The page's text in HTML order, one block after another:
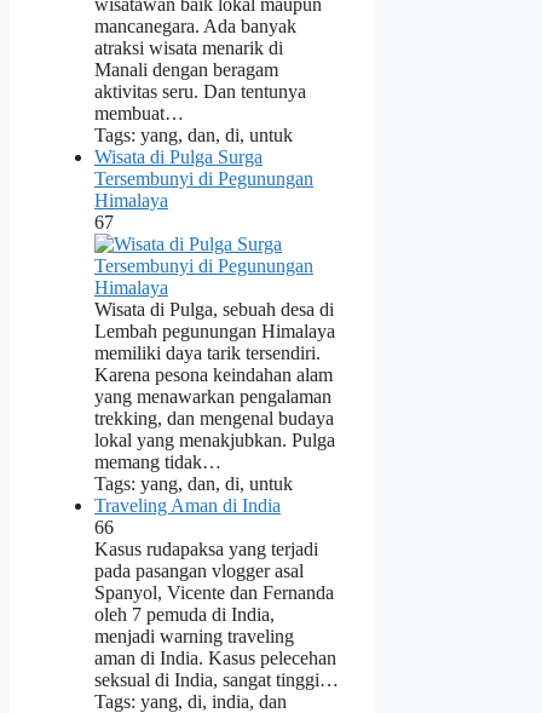
mancanegara. Ada banyak
atraksi wisata menarik di
Manali dengan beragam
aktivitas seru. Dan tentunya
membuat…
Tags: yang, dan, di, untuk
Wisata di Pulga Surga
Tersembunyi di Pegunungan
Himalaya
67
Wisata di Pulga, sebuah desa di
Lembah pegunungan Himalaya
memiliki daya tarik tersendiri.
Karena pesona keindahan alam
yang menawarkan pengalaman
trekking, dan mengenal budaya
lokal yang menakjubkan. Pulga
memang tidak…
Tags: yang, dan, di, untuk
Traveling Aman di India
66
Kasus rudapaksa yang terjadi
pada pasangan vlogger asal
Spanyol, Vicente dan Fernanda
oleh 7 pemuda di India,
menjadi warning traveling
aman di India. Kasus pelecehan
seksual di India, sangat tinggi…
Tags: yang, di, india, dan